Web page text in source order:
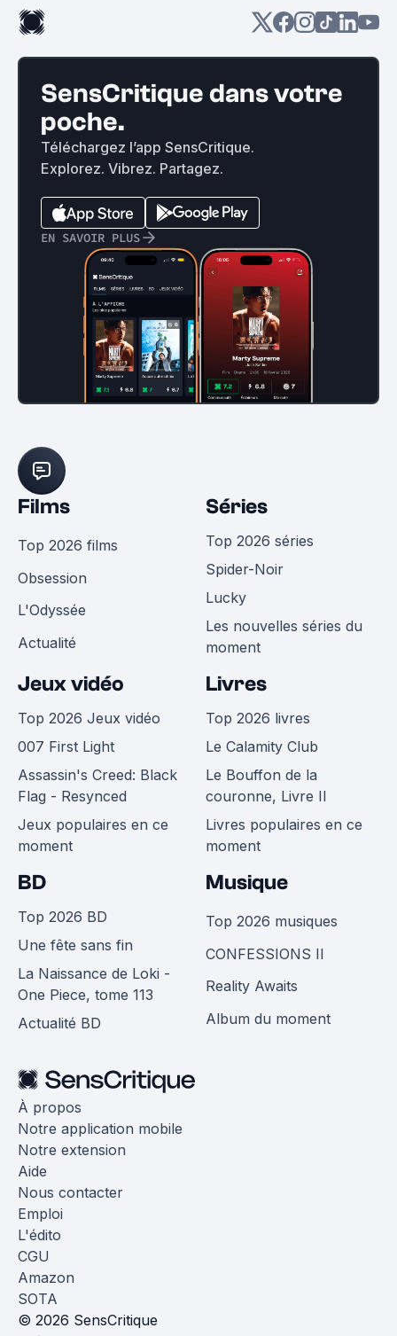
SensCritique dans votre
poche.
Téléchargez l’app SensCritique.
Explorez. Vibrez. Partagez.
EN SAVOIR PLUS
Films
Top 2026 films
Obsession
L'Odyssée
Actualité
Séries
Top 2026 séries
Spider-Noir
Lucky
Les nouvelles séries du
moment
Jeux vidéo
Top 2026 Jeux vidéo
007 First Light
Assassin's Creed: Black
Flag - Resynced
Jeux populaires en ce
moment
Livres
Top 2026 livres
Le Calamity Club
Le Bouffon de la
couronne, Livre II
Livres populaires en ce
moment
BD
Top 2026 BD
Une fête sans fin
La Naissance de Loki -
One Piece, tome 113
Actualité BD
Musique
Top 2026 musiques
CONFESSIONS II
Reality Awaits
Album du moment
À propos
Notre application mobile
Notre extension
Aide
Nous contacter
Emploi
L'édito
CGU
Amazon
SOTA
© 2026 SensCritique